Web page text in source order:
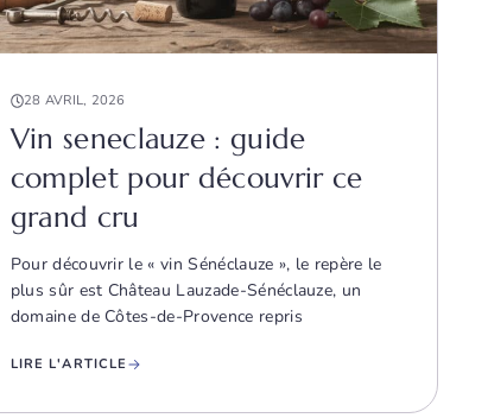
28 AVRIL, 2026
Vin seneclauze : guide
complet pour découvrir ce
grand cru
Pour découvrir le « vin Sénéclauze », le repère le
plus sûr est Château Lauzade-Sénéclauze, un
domaine de Côtes-de-Provence repris
LIRE L'ARTICLE